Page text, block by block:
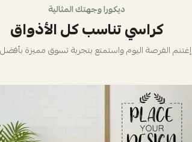
ديكورا وجهتك المثالية
كراسي تناسب كل الأذواق
إغتنم الفرصة اليوم واستمتع بتجربة تسوق مميزة